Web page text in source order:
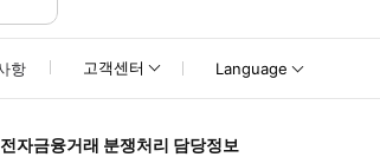
항 고객센터 Language
전자금융거래 분쟁처리 담당정보